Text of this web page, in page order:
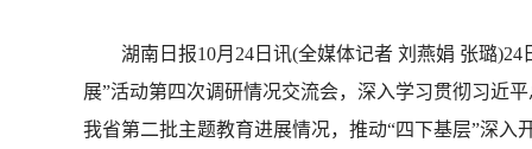
湖南日报10月24日讯(全媒体记者 刘燕娟 张璐)24
展”活动第四次调研情况交流会，深入学习贯彻习近
我省第二批主题教育进展情况，推动“四下基层”深